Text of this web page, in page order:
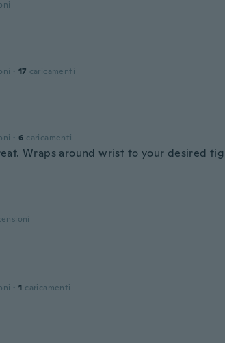
· 17 caricamenti
· 6 caricamenti
Wraps around wrist to your desired
· 1 caricamenti